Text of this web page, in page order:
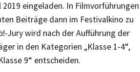
2019 eingeladen. In Filmvorführungen
Beiträge dann im Festivalkino zu
Jury wird nach der Aufführung der
in den Kategorien „Klasse 1-4“,
9“ entscheiden.